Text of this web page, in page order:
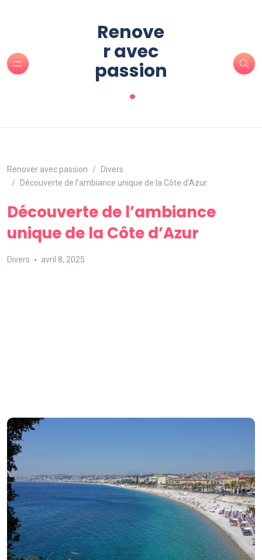
Renove
r avec
passion
.
Renover avec passion
Divers
Découverte de l’ambiance unique de la Côte d’Azur
Découverte de l’ambiance
unique de la Côte d’Azur
Divers avril 8, 2025